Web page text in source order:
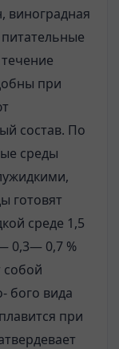
виноградная
при
состав. По
среды
готовят
среде 1,5
0,3— 0,7 %
собой
бого вида
при